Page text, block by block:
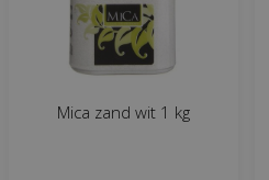
Mica zand wit 1 kg